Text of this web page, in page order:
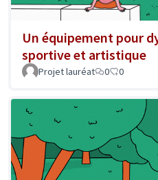
Un équipement pour
sportive et artistique
Projet lauréat 0 0